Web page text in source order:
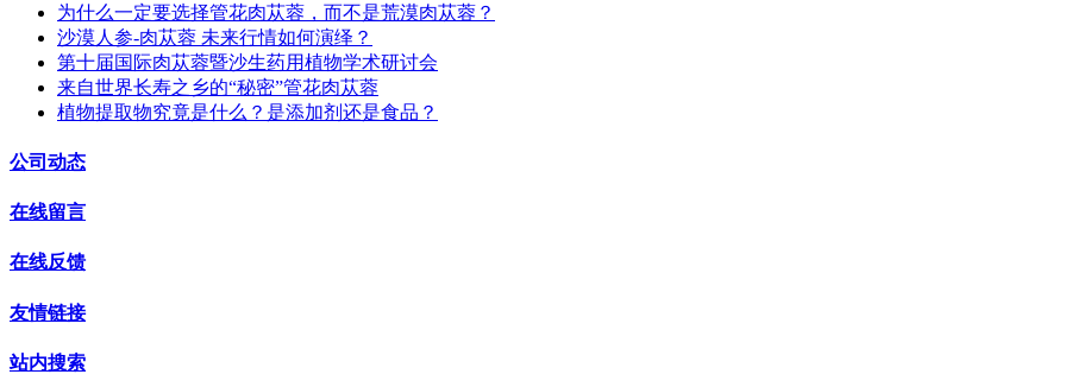
为什么一定要选择管花肉苁蓉，而不是荒漠肉苁蓉？
沙漠人参-肉苁蓉 未来行情如何演绎？
第十届国际肉苁蓉暨沙生药用植物学术研讨会
来自世界长寿之乡的“秘密”管花肉苁蓉
植物提取物究竟是什么？是添加剂还是食品？
公司动态
在线留言
在线反馈
友情链接
站内搜索